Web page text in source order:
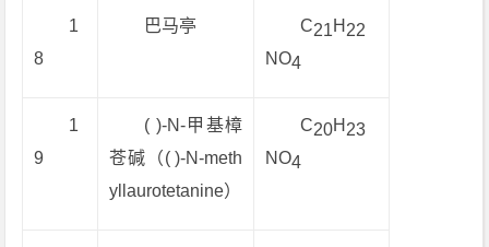
1
8
巴马亭 C21H 22
NO4
1
9
( )-N-甲基樟
苍碱（( )-N-meth
yllaurotetanine）
C20H 23
NO4